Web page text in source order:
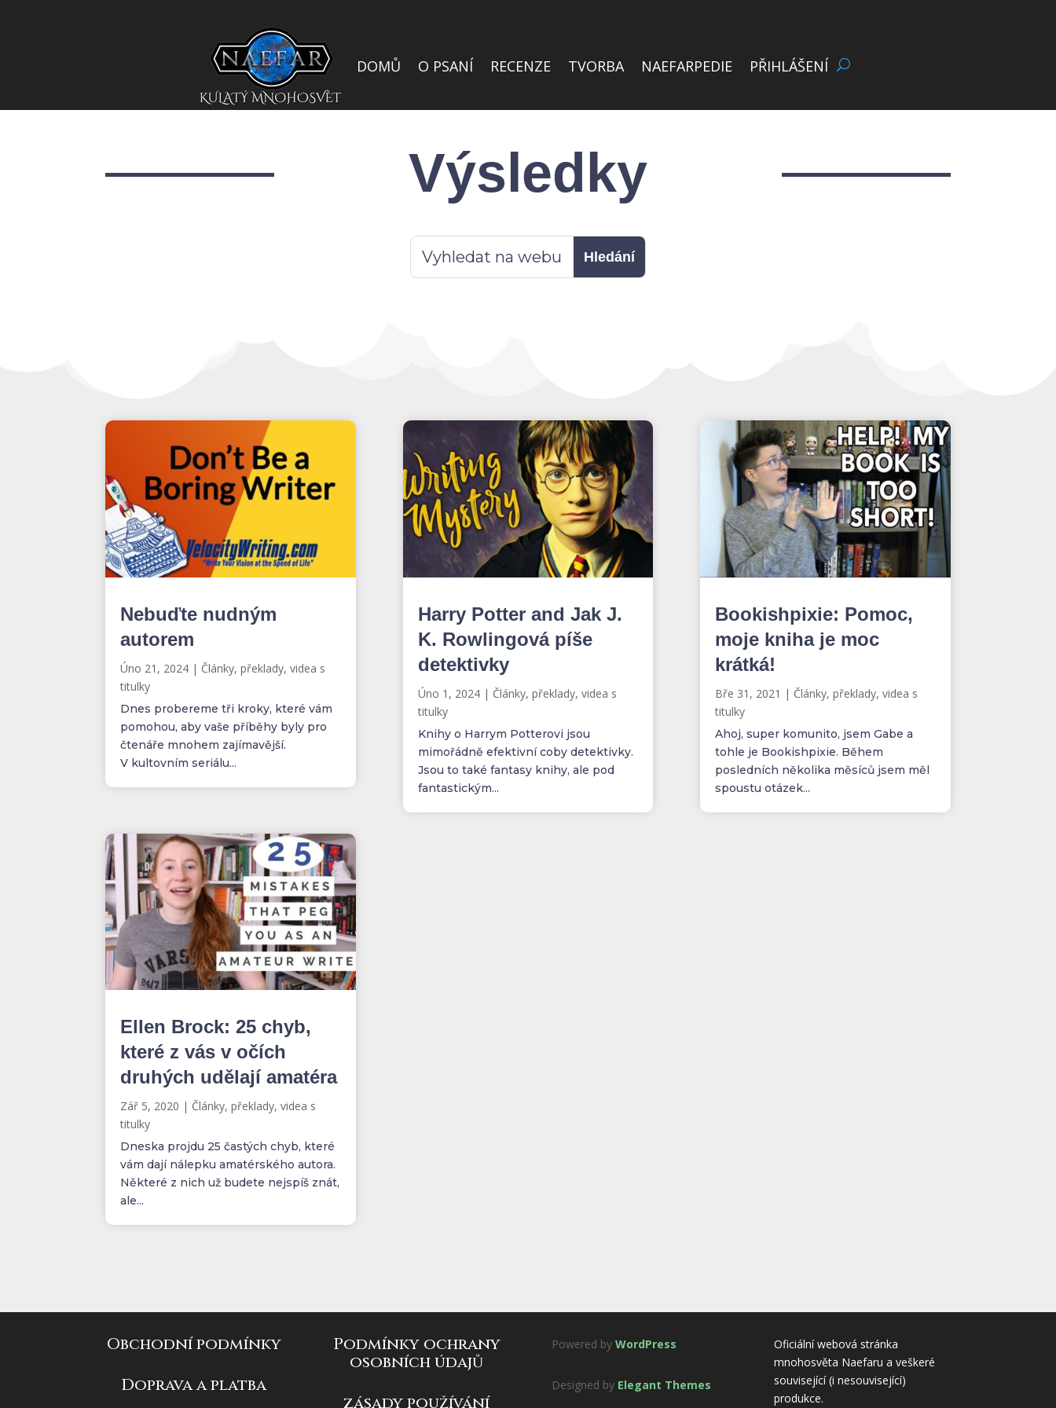
DOMŮ O PSANÍ RECENZE TVORBA NAEFARPEDIE PŘIHLÁŠENÍ
Výsledky
Nebuďte nudným
autorem
Úno 21, 2024 | Články, překlady, videa s
titulky
Dnes probereme tři kroky, které vám
pomohou, aby vaše příběhy byly pro
čtenáře mnohem zajímavější.
V kultovním seriálu...
Ellen Brock: 25 chyb,
které z vás v očích
druhých udělají amatéra
Zář 5, 2020 | Články, překlady, videa s
titulky
Dneska projdu 25 častých chyb, které
vám dají nálepku amatérského autora.
Některé z nich už budete nejspíš znát,
ale...
Harry Potter and Jak J.
K. Rowlingová píše
detektivky
Úno 1, 2024| Články, překlady, videa s
titulky
Knihy o Harrym Potterovi jsou
mimořádně efektivní coby detektivky.
Jsou to také fantasy knihy, ale pod
fantastickým...
Bookishpixie: Pomoc,
moje kniha je moc
krátká!
Bře 31, 2021 | Články, překlady, videa s
titulky
Ahoj, super komunito, jsem Gabe a
tohle je Bookishpixie. Během
posledních několika měsíců jsem měl
spoustu otázek...
Obchodní podmínky
Doprava a platba
Podmínky ochrany
osobních údajů
zásady používání
Powered by WordPress
Designed by Elegant Themes
Oficiální webová stránka
mnohosvěta Naefaru a veškeré
související (i nesouvisející)
produkce.